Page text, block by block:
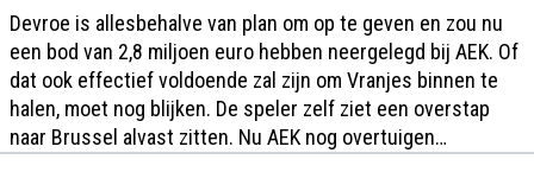
Devroe is allesbehalve van plan om op te geven en zou nu
een bod van 2,8 miljoen euro hebben neergelegd bij AEK. Of
dat ook effectief voldoende zal zijn om Vranjes binnen te
halen, moet nog blijken. De speler zelf ziet een overstap
naar Brussel alvast zitten. Nu AEK nog overtuigen…